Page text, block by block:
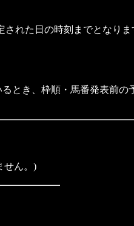
れた日の時刻までとなりま
とき、枠順・馬番発表前の
せん。)